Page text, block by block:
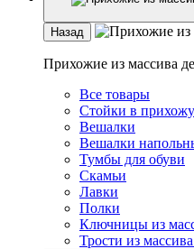
Назад
Прихожие из массива
Все товары
Стойки в
Вешалки
Вешалки
Тумбы для обуви
Скамьи
Лавки
Полки
Ключницы из
Трости из